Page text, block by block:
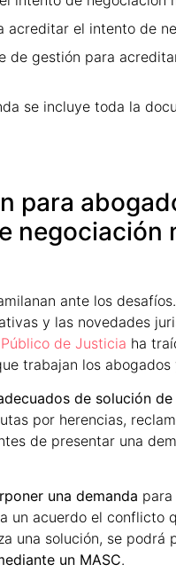
acreditar el intento de
de gestión para
se incluye toda la
para
negociación
ante los
y las novedades
de Justicia ha
trabajan los
de solución
por herencias,
de presentar una
una demanda
un acuerdo el
una solución, se
un MASC.